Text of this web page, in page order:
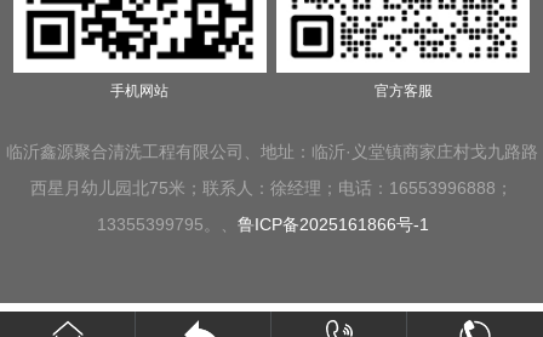
手机网站 官方客服
临沂鑫源聚合清洗工程有限公司、地址：临沂·义堂镇商家庄村戈九路路
西星月幼儿园北75米；联系人：徐经理；电话：16553996888；
13355399795。、 鲁ICP备2025161866号-1